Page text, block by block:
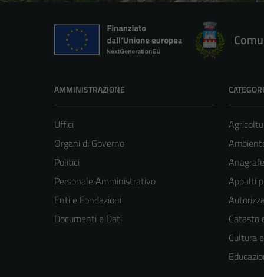
AMMINISTRAZIONE
Uffici
Organi di Governo
Politici
Personale Amministrativo
Enti e Fondazioni
Documenti e Dati
Appalti
Catasto
Cultura